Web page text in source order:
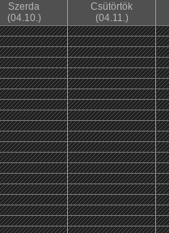
Szerda
(04.10.)
Csütörtök
(04.11.)